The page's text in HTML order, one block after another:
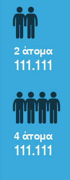
2 άτομα
111.111
4 άτομα
111.111